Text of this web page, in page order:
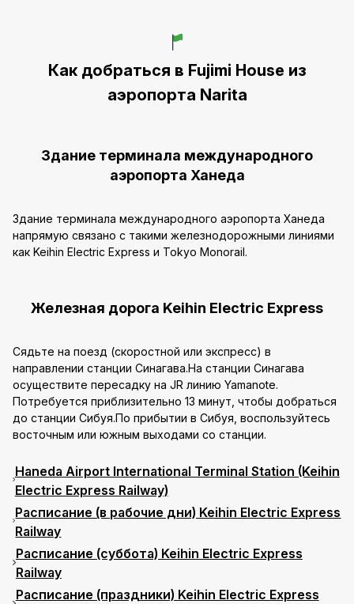
Как добраться в Fujimi House из
аэропорта Narita
Здание терминала международного
аэропорта Ханеда
Здание терминала международного аэропорта Ханеда
напрямую связано с такими железнодорожными линиями
как Keihin Electric Express и Tokyo Monorail.
Железная дорога Keihin Electric Express
Сядьте на поезд (скоростной или экспресс) в
направлении станции Синагава.На станции Синагава
осуществите пересадку на JR линию Yamanote.
Потребуется приблизительно 13 минут, чтобы добраться
до станции Сибуя.По прибытии в Сибуя, воспользуйтесь
восточным или южным выходами со станции.
Haneda Airport International Terminal Station (Keihin
Electric Express Railway)
Расписание (в рабочие дни) Keihin Electric Express
Railway
Расписание (суббота) Keihin Electric Express
Railway
Расписание (праздники) Keihin Electric Express